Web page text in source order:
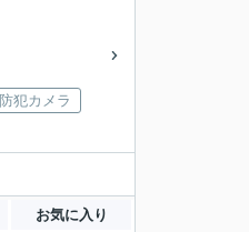
防犯カメラ
お気に入り